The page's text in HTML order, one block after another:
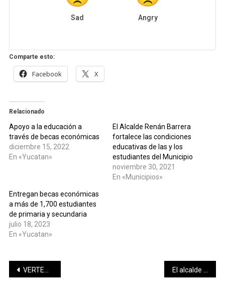
Sad Angry
Comparte esto:
Facebook X
Relacionado
Apoyo a la educación a
través de becas económicas
diciembre 15, 2022
En «Yucatan»
El Alcalde Renán Barrera
fortalece las condiciones
educativas de las y los
estudiantes del Municipio
noviembre 30, 2021
En «Municipios»
Entregan becas económicas
a más de 1,700 estudiantes
de primaria y secundaria
julio 18, 2023
En «Yucatan»
Navegación
VERTEBRAL…